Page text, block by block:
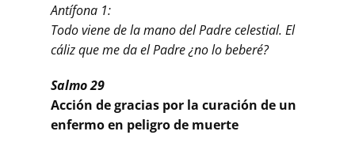
Antífona 1:
Todo viene de la mano del Padre celestial. El
cáliz que me da el Padre ¿no lo beberé?
Salmo 29
Acción de gracias por la curación de un
enfermo en peligro de muerte